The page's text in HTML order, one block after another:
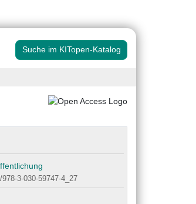
Suche im KITopen-Katalog
3-030-59747-4_27